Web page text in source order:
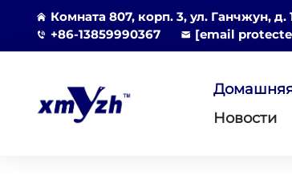
Комната 807, корп. 3, ул. Ганчжун,
+86-13859990367
[email
Новости